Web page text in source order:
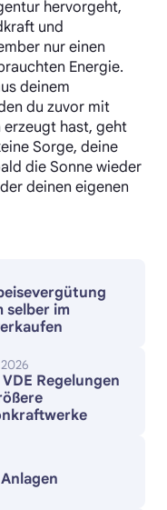
hervorgeht,
und
nur einen
Energie.
deinem
du zuvor mit
erzeugt hast, geht
Sorge, deine
die Sonne wieder
deinen eigenen
selber im
Regelungen